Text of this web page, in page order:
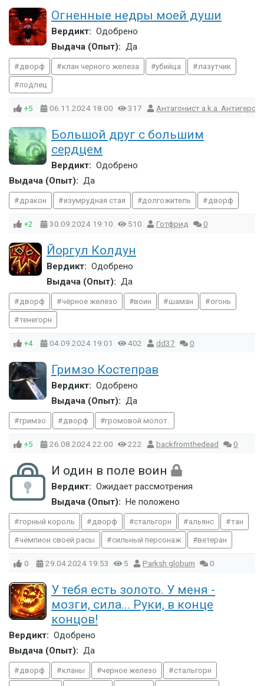
Огненные недры моей души
Вердикт: Одобрено
Выдача (Опыт): Да
дворф клан черного железа убийца лазутчик
подлец
+5 06.11.2024 18:00 317 Антагонист a.k.a. Антигерой
Большой друг с большим
сердцем
Вердикт: Одобрено
Выдача (Опыт): Да
дракон изумрудная стая долгожитель дворф
+2 30.09.2024 19:10 510 Готфрид 0
Йоргул Колдун
Вердикт: Одобрено
Выдача (Опыт): Да
дворф чёрное железо воин шаман огонь
тенегорн
+4 04.09.2024 19:01 402 dd37 0
Гримзо Костеправ
Вердикт: Одобрено
Выдача (Опыт): Да
гримзо дворф громовой молот.
+5 26.08.202422:00 222 backfromthedead 0
И один в поле воин
Вердикт: Ожидает рассмотрения
Выдача (Опыт):
Не положено
горный король дворф стальгорн альянс тан
чемпион своей расы сильный персонаж ветеран
0 29.04.2024 19:53 5 Parksh globum 0
У тебя есть золото. У меня -
мозги, сила... Руки, в конце
концов!
Вердикт: Одобрено
Выдача (Опыт): Да
дворф кланы черное железо стальгорн